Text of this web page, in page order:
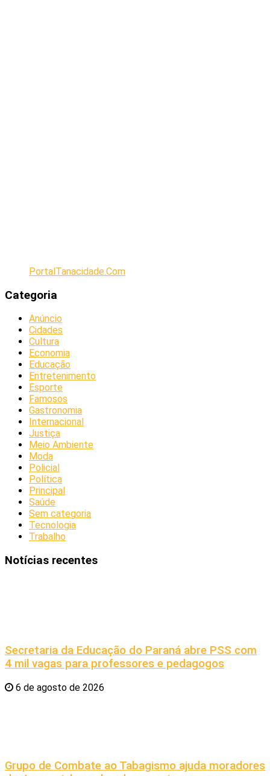
PortalTanacidade.Com
Categoria
Anúncio
Cidades
Cultura
Economia
Educação
Entretenimento
Esporte
Famosos
Gastronomia
Internacional
Justiça
Meio Ambiente
Moda
Policial
Política
Principal
Saúde
Sem categoria
Tecnologia
Trabalho
Notícias recentes
Secretaria da Educação do Paraná abre PSS com
4 mil vagas para professores e pedagogos
6 de agosto de 2026
Grupo de Combate ao Tabagismo ajuda moradores